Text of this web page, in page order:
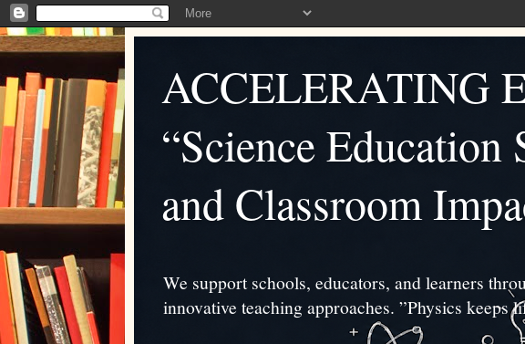
ACCELERATING
“Science
and Classroom
We support schools, educators, and learners
innovative teaching approaches. ”Physics